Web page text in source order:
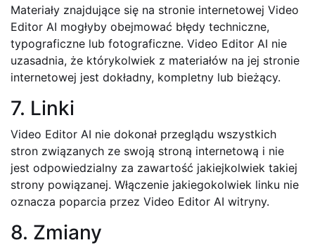
Materiały znajdujące się na stronie internetowej Video
Editor AI mogłyby obejmować błędy techniczne,
typograficzne lub fotograficzne. Video Editor AI nie
uzasadnia, że którykolwiek z materiałów na jej stronie
internetowej jest dokładny, kompletny lub bieżący.
7. Linki
Video Editor AI nie dokonał przeglądu wszystkich
stron związanych ze swoją stroną internetową i nie
jest odpowiedzialny za zawartość jakiejkolwiek takiej
strony powiązanej. Włączenie jakiegokolwiek linku nie
oznacza poparcia przez Video Editor AI witryny.
8. Zmiany